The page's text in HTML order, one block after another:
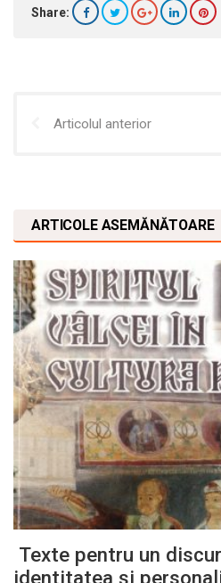
Share:
Articolul anterior
ARTICOLE ASEMĂNĂTOARE
Texte pentru un
identitatea și